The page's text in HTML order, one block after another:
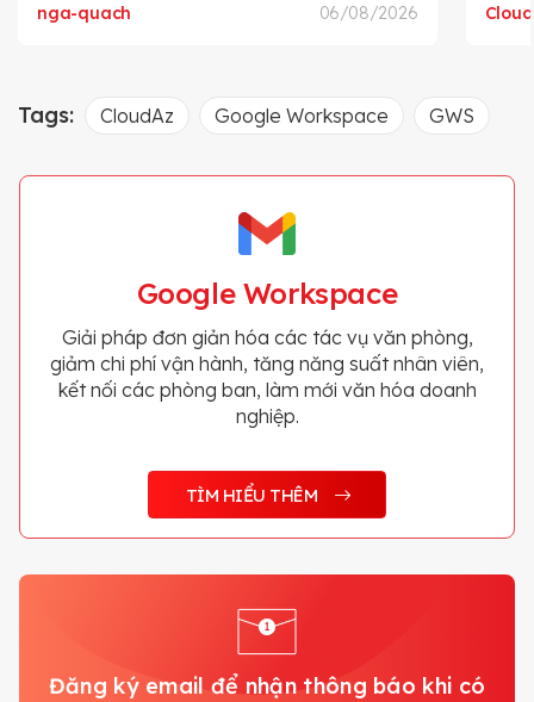
nga-quach 06/08/2026
Tags: CloudAz Google Workspace GWS
Google Workspace
Giải pháp đơn giản hóa các tác vụ văn phòng,
giảm chi phí vận hành, tăng năng suất nhân viên,
kết nối các phòng ban, làm mới văn hóa doanh
nghiệp.
TÌM HIỂU THÊM
Đăng ký email để nhận thông báo khi có